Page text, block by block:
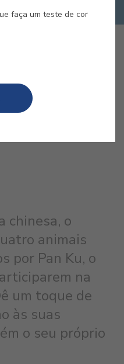
chinesa, o
animais
por Pan Ku, o
na
um toque de
às suas
o seu próprio
faça um teste de cor